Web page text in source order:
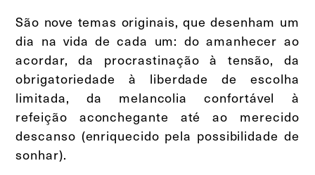
São nove temas originais, que desenham um
dia na vida de cada um: do amanhecer ao
acordar, da procrastinação à tensão, da
obrigatoriedade à liberdade de escolha
limitada, da melancolia confortável à
refeição aconchegante até ao merecido
descanso (enriquecido pela possibilidade de
sonhar).